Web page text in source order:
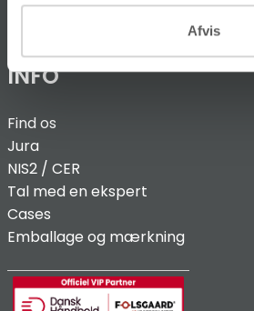
Afvis
@:
INFO
Find os
Jura
NIS2 / CER
Tal med en ekspert
Cases
Emballage og mærkning